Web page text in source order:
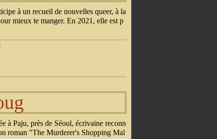
à un recueil de nouvelles queer, à la
mieux te manger. En 2021, elle est p
à Paju, près de Séoul, écrivaine reconn
roman "The Murderer's Shopping Mal